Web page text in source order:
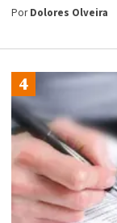
PorDolores Olveira